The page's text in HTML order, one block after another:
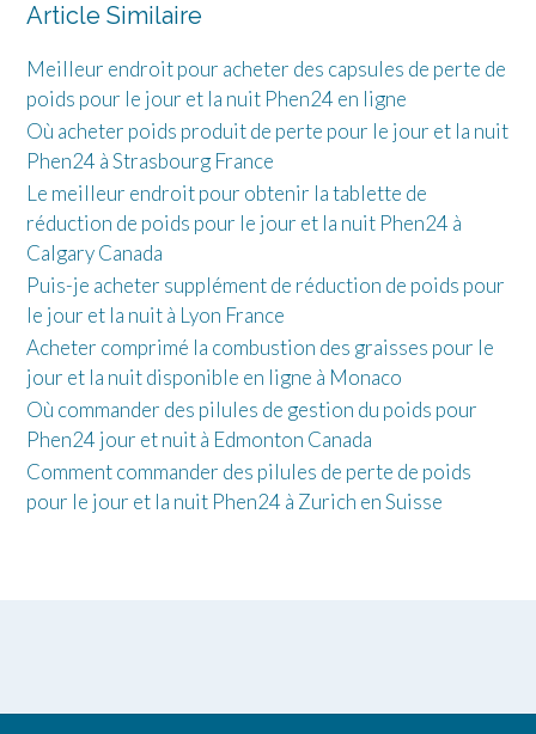
Article Similaire
Meilleur endroit pour acheter des capsules de perte de
poids pour le jour et la nuit Phen24 en ligne
Où acheter poids produit de perte pour le jour et la nuit
Phen24 à Strasbourg France
Le meilleur endroit pour obtenir la tablette de
réduction de poids pour le jour et la nuit Phen24 à
Calgary Canada
Puis-je acheter supplément de réduction de poids pour
le jour et la nuit à Lyon France
Acheter comprimé la combustion des graisses pour le
jour et la nuit disponible en ligne à Monaco
Où commander des pilules de gestion du poids pour
Phen24 jour et nuit à Edmonton Canada
Comment commander des pilules de perte de poids
pour le jour et la nuit Phen24 à Zurich en Suisse